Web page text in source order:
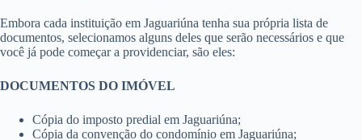
Embora cada instituição em Jaguariúna tenha sua própria lista de
documentos, selecionamos alguns deles que serão necessários e que
você já pode começar a providenciar, são eles:
DOCUMENTOS DO IMÓVEL
Cópia do imposto predial em Jaguariúna;
Cópia da convenção do condomínio em Jaguariúna;